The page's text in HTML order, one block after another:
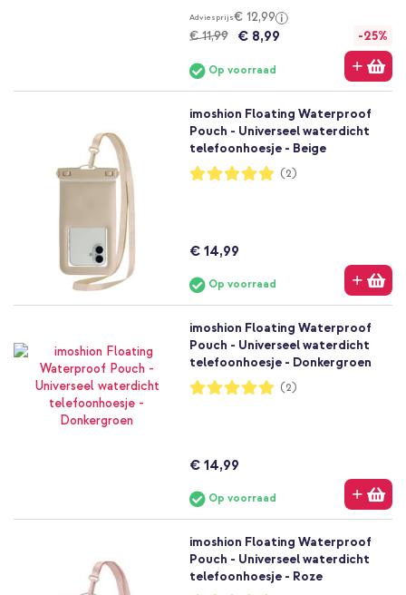
Adviesprijs€ 12,99
€ 11,99
€ 8,99 -25%
Op voorraad
imoshion Floating Waterproof
Pouch - Universeel waterdicht
telefoonhoesje - Beige
Waardering:
100%
(2)
€ 14,99
Op voorraad
imoshion Floating Waterproof
Pouch - Universeel waterdicht
telefoonhoesje - Donkergroen
Waardering:
100%
(2)
€ 14,99
Op voorraad
imoshion Floating Waterproof
Pouch - Universeel waterdicht
telefoonhoesje - Roze